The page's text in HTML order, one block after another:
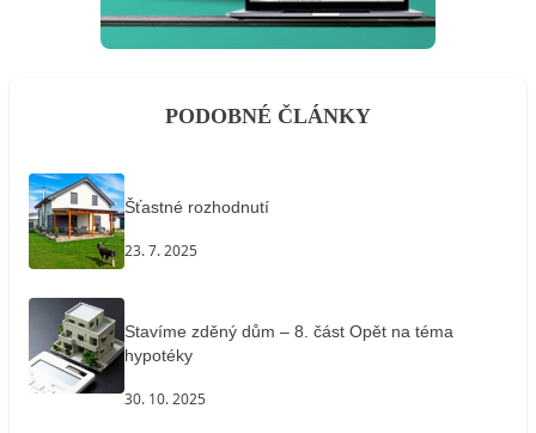
PODOBNÉ ČLÁNKY
Šťastné rozhodnutí
23. 7. 2025
Stavíme zděný dům – 8. část Opět na téma
hypotéky
30. 10. 2025